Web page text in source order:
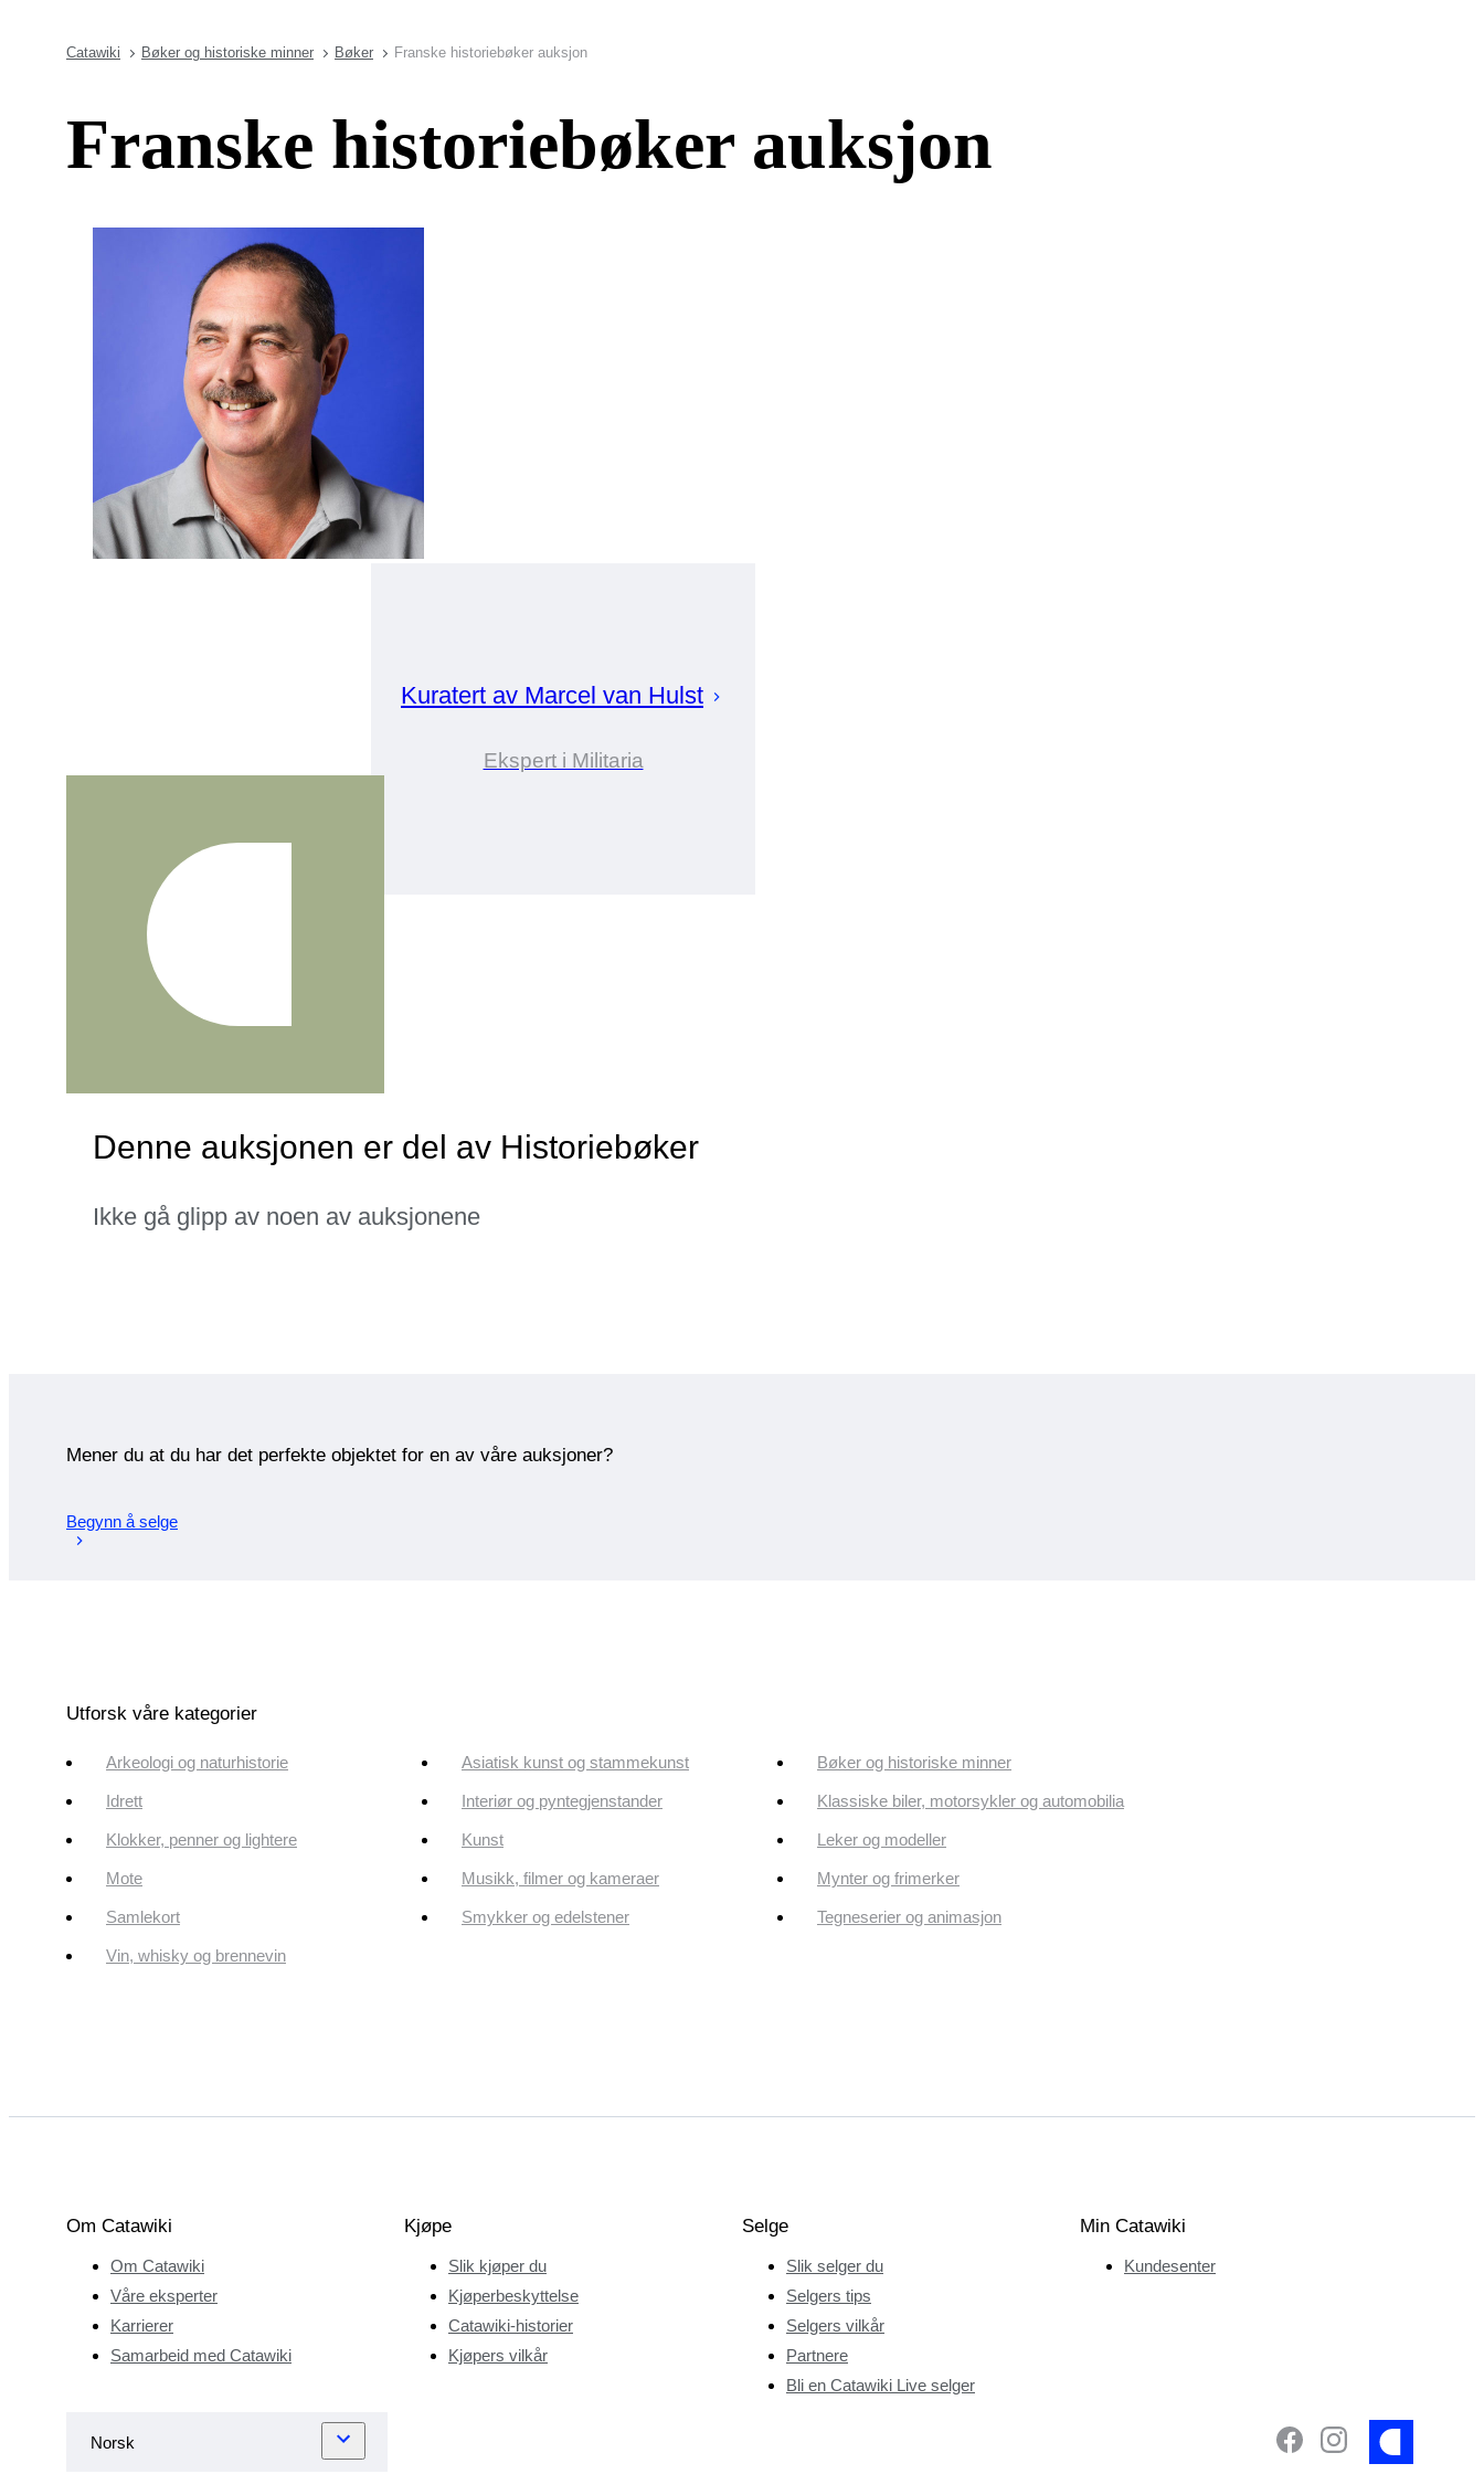
Catawiki Bøker og historiske minner Bøker Franske historiebøker auksjon
Franske historiebøker auksjon
Kuratert av Marcel van Hulst
Ekspert i Militaria
Denne auksjonen er del av Historiebøker
Ikke gå glipp av noen av auksjonene
Mener du at du har det perfekte objektet for en av våre auksjoner?
Begynn å selge
Utforsk våre kategorier
Arkeologi og naturhistorie Asiatisk kunst og stammekunst Bøker og historiske minner
Idrett Interiør og pyntegjenstander Klassiske biler, motorsykler og automobilia
Klokker, penner og lightere Kunst Leker og modeller
Mote Musikk, filmer og kameraer Mynter og frimerker
Samlekort Smykker og edelstener Tegneserier og animasjon
Vin, whisky og brennevin
Om Catawiki
Om Catawiki
Våre eksperter
Karrierer
Samarbeid med Catawiki
Kjøpe
Slik kjøper du
Kjøperbeskyttelse
Catawiki-historier
Kjøpers vilkår
Selge
Slik selger du
Selgers tips
Selgers vilkår
Partnere
Bli en Catawiki Live selger
Min Catawiki
Kundesenter